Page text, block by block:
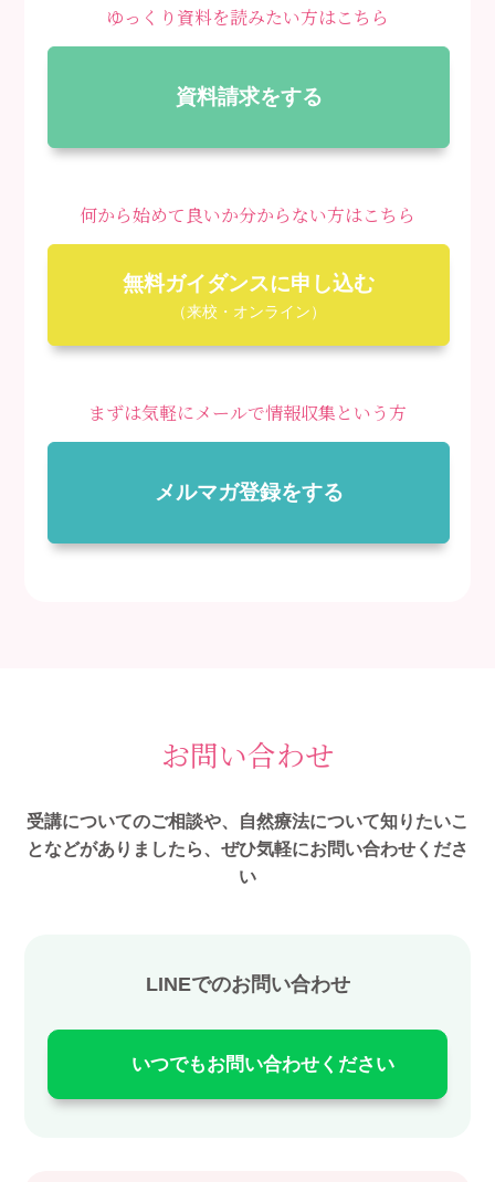
ゆっくり資料を読みたい方はこちら
資料請求をする
何から始めて良いか分からない方はこちら
無料ガイダンスに申し込む
（来校・オンライン）
まずは気軽にメールで情報収集という方
メルマガ登録をする
お問い合わせ
受講についてのご相談や、自然療法について知りたいこ
となどがありましたら、ぜひ気軽にお問い合わせくださ
い
LINEでのお問い合わせ
いつでもお問い合わせください